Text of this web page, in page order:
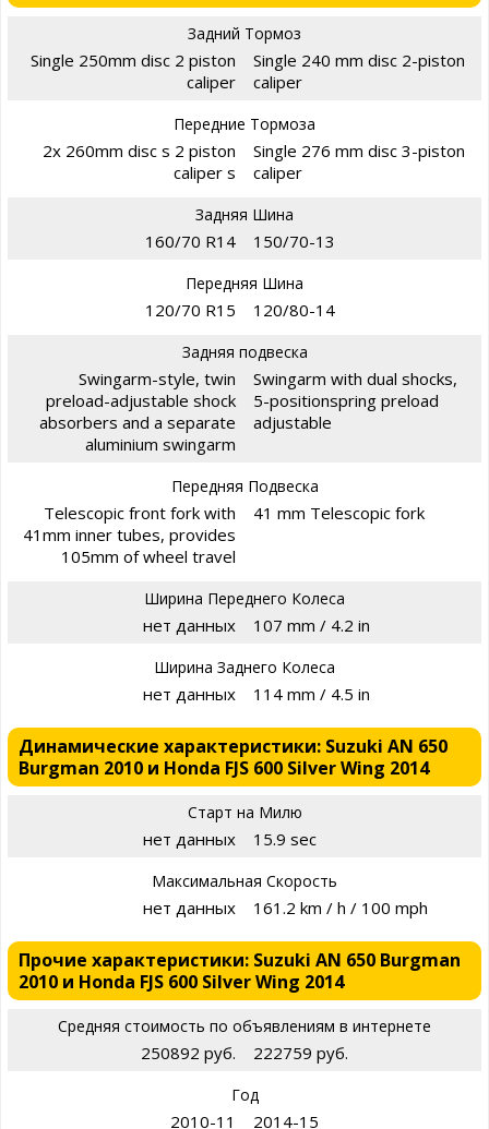
Задний Тормоз
Single 250mm disc 2 piston
caliper
Single 240 mm disc 2-piston
caliper
Передние Тормоза
2x 260mm disc s 2 piston
caliper s
Single 276 mm disc 3-piston
caliper
Задняя Шина
160/70 R14 150/70-13
Передняя Шина
120/70 R15 120/80-14
Задняя подвеска
Swingarm-style, twin
preload-adjustable shock
absorbers and a separate
aluminium swingarm
Swingarm with dual shocks,
5-positionspring preload
adjustable
Передняя Подвеска
Telescopic front fork with
41mm inner tubes, provides
105mm of wheel travel
41 mm Telescopic fork
Ширина Переднего Колеса
нет данных 107 mm / 4.2 in
Ширина Заднего Колеса
нет данных 114 mm / 4.5 in
Динамические характеристики: Suzuki AN 650
Burgman 2010 и Honda FJS 600 Silver Wing 2014
Старт на Милю
нет данных 15.9 sec
Максимальная Скорость
нет данных 161.2 km / h / 100 mph
Прочие характеристики: Suzuki AN 650 Burgman
2010 и Honda FJS 600 Silver Wing 2014
Средняя стоимость по объявлениям в интернете
250892 руб. 222759 руб.
Год
2010-11 2014-15